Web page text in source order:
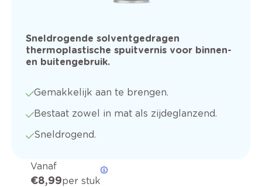
Sneldrogende solventgedragen
thermoplastische spuitvernis voor binnen-
en buitengebruik.
Gemakkelijk aan te brengen.
Bestaat zowel in mat als zijdeglanzend.
Sneldrogend.
Vanaf
€ 8,99per stuk